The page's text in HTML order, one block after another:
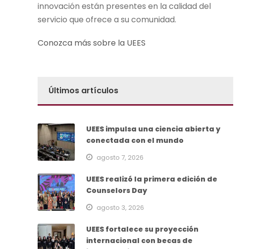
innovación están presentes en la calidad del
servicio que ofrece a su comunidad.
Conozca más sobre la UEES
Últimos artículos
UEES impulsa una ciencia abierta y
conectada con el mundo
agosto 7, 2026
UEES realizó la primera edición de
Counselors Day
agosto 3, 2026
UEES fortalece su proyección
internacional con becas de